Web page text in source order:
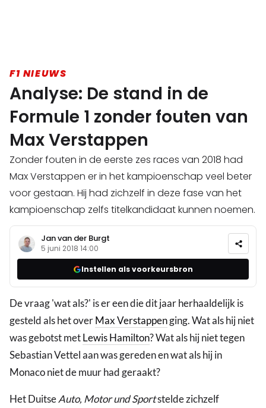
F1 NIEUWS
Analyse: De stand in de
Formule 1 zonder fouten van
Max Verstappen
Zonder fouten in de eerste zes races van 2018 had
Max Verstappen er in het kampioenschap veel beter
voor gestaan. Hij had zichzelf in deze fase van het
kampioenschap zelfs titelkandidaat kunnen noemen.
Jan van der Burgt
5 juni 2018 14:00
Instellen als voorkeursbron
De vraag 'wat als?' is er een die dit jaar herhaaldelijk is
gesteld als het overMax Verstappenging. Wat als hij niet
was gebotst metLewis Hamilton? Wat als hij niet tegen
Sebastian Vettel aan was gereden en wat als hij in
Monaco niet de muur had geraakt?
Het DuitseAuto, Motor und Sportstelde zichzelf